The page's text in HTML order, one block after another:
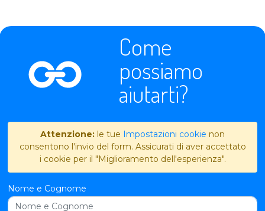
Come
possiamo
aiutarti?
Attenzione: le tue Impostazioni cookie non
consentono l'invio del form. Assicurati di aver accettato
i cookie per il "Miglioramento dell'esperienza".
Nome e Cognome